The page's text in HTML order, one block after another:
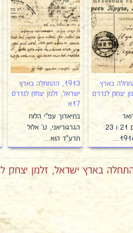
ההתחלה בארץ
יצחק לנדרס
מהתאריכים 21 ו 23
1913, ההתחלה בארץ
ישראל, זלמן יצחק לנדרס
17א
בתיארוך עפ"י הלוח
הגרגוריאני, ט' אלול
תרע"ד הוא…